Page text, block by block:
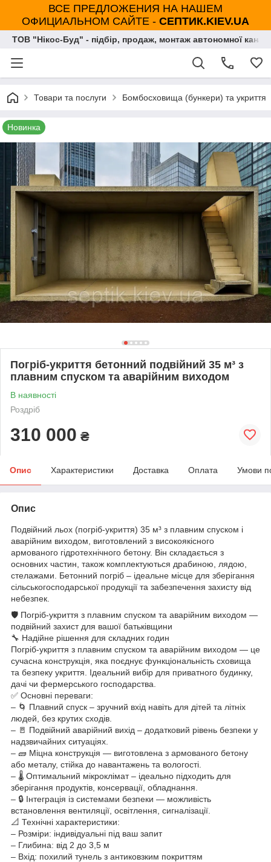
ВСЕ ПРЕДЛОЖЕНИЯ НА НАШЕМ
ОФИЦИАЛЬНОМ САЙТЕ - СЕПТИК.KIEV.UA
ТОВ "Нікос-Буд" - підбір, продаж, монтаж автономної
Товари та послуги Бомбосховища (бункери) та укриття
Новинка
Погріб-укриття бетонний подвійний 35 м³ з
плавним спуском та аварійним виходом
В наявності
Роздріб
310 000 ₴
Опис Характеристики Доставка Оплата Умови
Опис
Подвійний льох (погріб-укриття) 35 м³ з плавним спуском і
аварійним виходом, виготовлений з високоякісного
армованого гідротехнічного бетону. Він складається з
основних частин, також комплектуються драбиною, лядою,
стелажами. Бетонний погріб – ідеальне місце для зберігання
сільськогосподарської продукції та забезпечення захисту від
небезпек.
🛡️ Погріб-укриття з плавним спуском та аварійним виходом —
подвійний захист для вашої батьківщини
🔧 Надійне рішення для складних годин
Погріб-укриття з плавним спуском та аварійним виходом — це
сучасна конструкція, яка поєднує функціональність сховища
та безпеку укриття. Ідеальний вибір для приватного будинку,
дачі чи фермерського господарства.
✅ Основні переваги:
– 🌀 Плавний спуск – зручний вхід навіть для дітей та літніх
людей, без крутих сходів.
– 🚪 Подвійний аварійний вихід – додатковий рівень безпеки у
надзвичайних ситуаціях.
– 🧱 Міцна конструкція — виготовлена ​​з армованого бетону
або металу, стійка до навантажень та вологості.
– 🌡️ Оптимальний мікроклімат – ідеально підходить для
зберігання продуктів, консервації, обладнання.
– 🔒 Інтеграція із системами безпеки — можливість
встановлення вентиляції, освітлення, сигналізації.
📐 Технічні характеристики:
– Розміри: індивідуальні під ваш запит
– Глибина: від 2 до 3,5 м
– Вхід: похилий тунель з антиковзким покриттям